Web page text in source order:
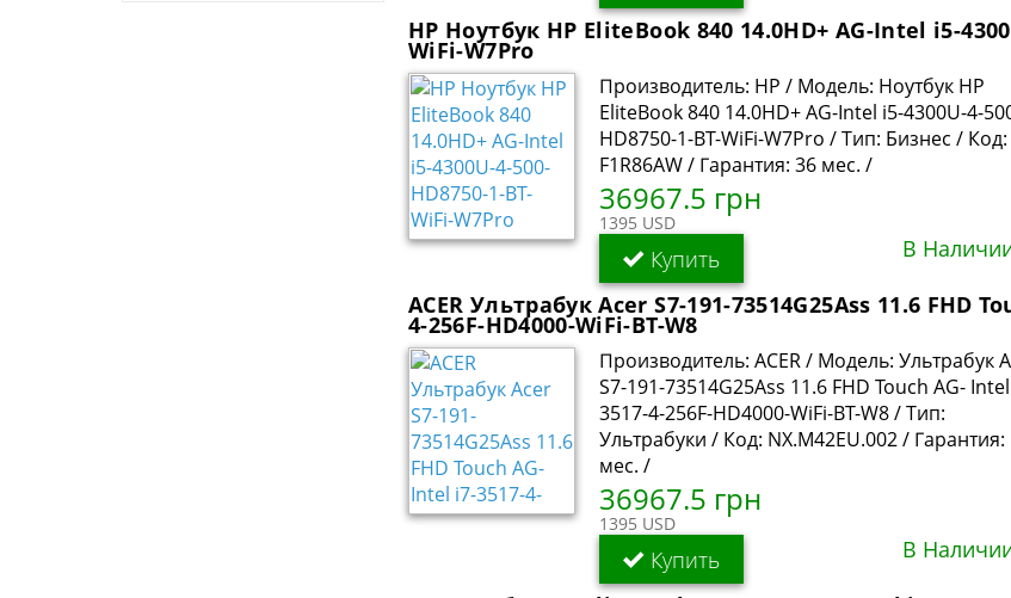
HP Ноутбук HP EliteBook 840 14.0HD+ AG-Intel i5-
WiFi-W7Pro
Производитель: HP / Модель: Ноутбук HP
EliteBook 840 14.0HD+ AG-Intel i5-4300U-4-
HD8750-1-BT-WiFi-W7Pro / Тип: Бизнес / Код:
F1R86AW / Гарантия: 36 мес. /
36967.5 грн
1395 USD
Купить
В
ACER Ультрабук Acer S7-191-73514G25Ass 11.6 FHD
4-256F-HD4000-WiFi-BT-W8
Производитель: ACER / Модель: Ультрабук
S7-191-73514G25Ass 11.6 FHD Touch AG-
3517-4-256F-HD4000-WiFi-BT-W8 / Тип:
Ультрабуки / Код: NX.M42EU.002 / Гарантия:
мес. /
36967.5 грн
1395 USD
Купить
В